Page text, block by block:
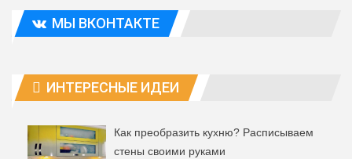
МЫ ВКОНТАКТЕ
ИНТЕРЕСНЫЕ ИДЕИ
Как преобразить кухню? Расписываем
стены своими руками